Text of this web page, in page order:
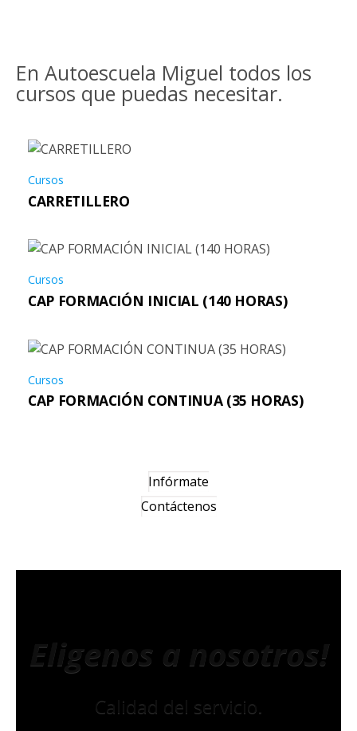
En Autoescuela Miguel todos los
cursos que puedas necesitar.
Cursos
CARRETILLERO
Cursos
CAP FORMACIÓN INICIAL (140 HORAS)
Cursos
CAP FORMACIÓN CONTINUA (35 HORAS)
Infórmate
Contáctenos
Eligenos a nosotros!
Calidad del servicio.